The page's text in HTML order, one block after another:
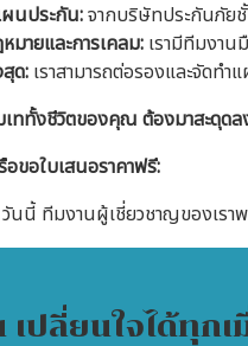
นประกัน:จากบริษัทประกันภัย
มายและการเคลม: เรามีทีมงาน
ด: เราสามารถต่อรองและจัดท
ททั้งชีวิตของคุณ ต้องมาสะดุดล
ขอใบเสนอราคาฟรี:
นี้ ทีมงานผู้เชี่ยวชาญของเรา
ปลี่ยนใจได้ทุกเ